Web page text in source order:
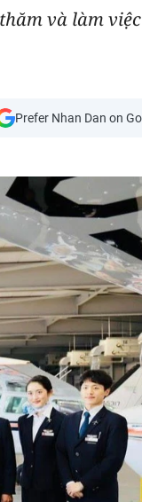
và làm
Prefer Nhan Dan on